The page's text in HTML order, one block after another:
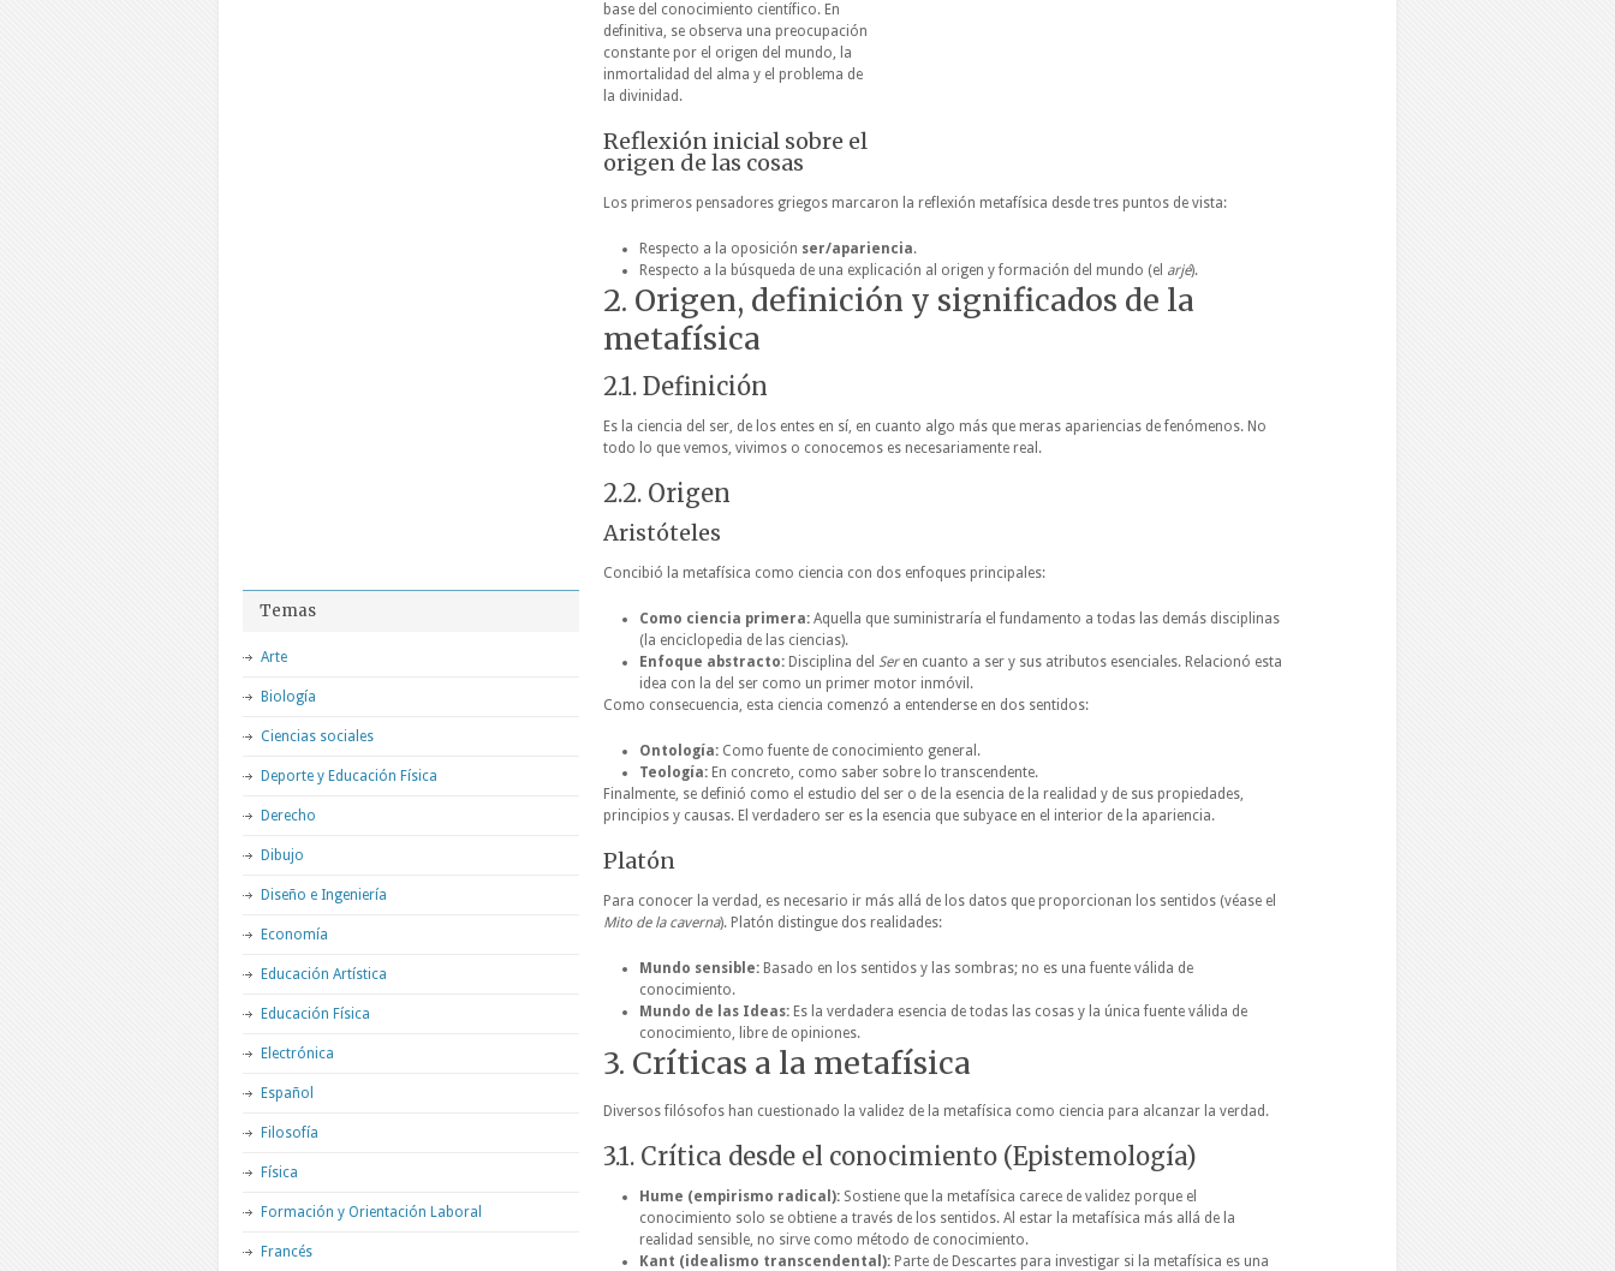
base del conocimiento científico. En
definitiva, se observa una preocupación
constante por el origen del mundo, la
inmortalidad del alma y el problema de
la divinidad.
Reflexión inicial sobre el
origen de las cosas
Los primeros pensadores griegos marcaron la reflexión metafísica desde tres puntos de vista:
Respecto a la oposición ser/apariencia.
Respecto a la búsqueda de una explicación al origen y formación del mundo (el arjé).
2. Origen, definición y significados de la
metafísica
2.1. Definición
Es la ciencia del ser, de los entes en sí, en cuanto algo más que meras apariencias de fenómenos. No
todo lo que vemos, vivimos o conocemos es necesariamente real.
2.2. Origen
Aristóteles
Concibió la metafísica como ciencia con dos enfoques principales:
Como ciencia primera: Aquella que suministraría el fundamento a todas las demás disciplinas
(la enciclopedia de las ciencias).
Enfoque abstracto: Disciplina del Seren cuanto a ser y sus atributos esenciales. Relacionó esta
idea con la del ser como un primer motor inmóvil.
Como consecuencia, esta ciencia comenzó a entenderse en dos sentidos:
Ontología: Como fuente de conocimiento general.
Teología: En concreto, como saber sobre lo transcendente.
Finalmente, se definió como el estudio del ser o de la esencia de la realidad y de sus propiedades,
principios y causas. El verdadero ser es la esencia que subyace en el interior de la apariencia.
Platón
Para conocer la verdad, es necesario ir más allá de los datos que proporcionan los sentidos (véase el
Mito de la caverna). Platón distingue dos realidades:
Mundo sensible: Basado en los sentidos y las sombras; no es una fuente válida de
conocimiento.
Mundo de las Ideas: Es la verdadera esencia de todas las cosas y la única fuente válida de
conocimiento, libre de opiniones.
3. Críticas a la metafísica
Diversos filósofos han cuestionado la validez de la metafísica como ciencia para alcanzar la verdad.
3.1. Crítica desde el conocimiento (Epistemología)
Hume (empirismo radical): Sostiene que la metafísica carece de validez porque el
conocimiento solo se obtiene a través de los sentidos. Al estar la metafísica más allá de la
realidad sensible, no sirve como método de conocimiento.
Kant (idealismo transcendental): Parte de Descartes para investigar si la metafísica es una
Temas
Arte
Biología
Ciencias sociales
Deporte y Educación Física
Derecho
Dibujo
Diseño e Ingeniería
Economía
Educación Artística
Educación Física
Electrónica
Español
Filosofía
Física
Formación y Orientación Laboral
Francés